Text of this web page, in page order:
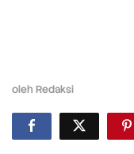
oleh Redaksi